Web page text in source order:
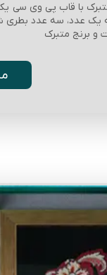
با قاب پی وی سی
یک عدد، سه عدد بطری
و برنج متبرک